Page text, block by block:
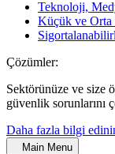
Teknoloji,
Küçük ve
Çözümler:
Sektörünüze ve size
güvenlik sorunlarını
Daha fazla bilgi
Main Menu